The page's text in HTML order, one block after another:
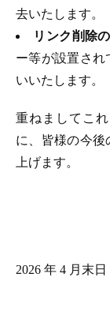
去いたします。
リンク削除
ー等が設置さ
いいたします。
重ねましてこ
に、皆様の今後
上げます。
2026 年 4 月末日